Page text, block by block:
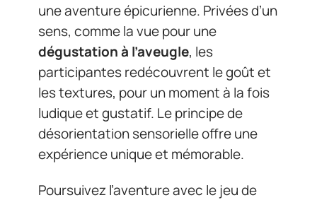
une aventure épicurienne. Privées d’un
sens, comme la vue pour une
dégustation à l’aveugle, les
participantes redécouvrent le goût et
les textures, pour un moment à la fois
ludique et gustatif. Le principe de
désorientation sensorielle offre une
expérience unique et mémorable.
Poursuivez l’aventure avec le jeu de